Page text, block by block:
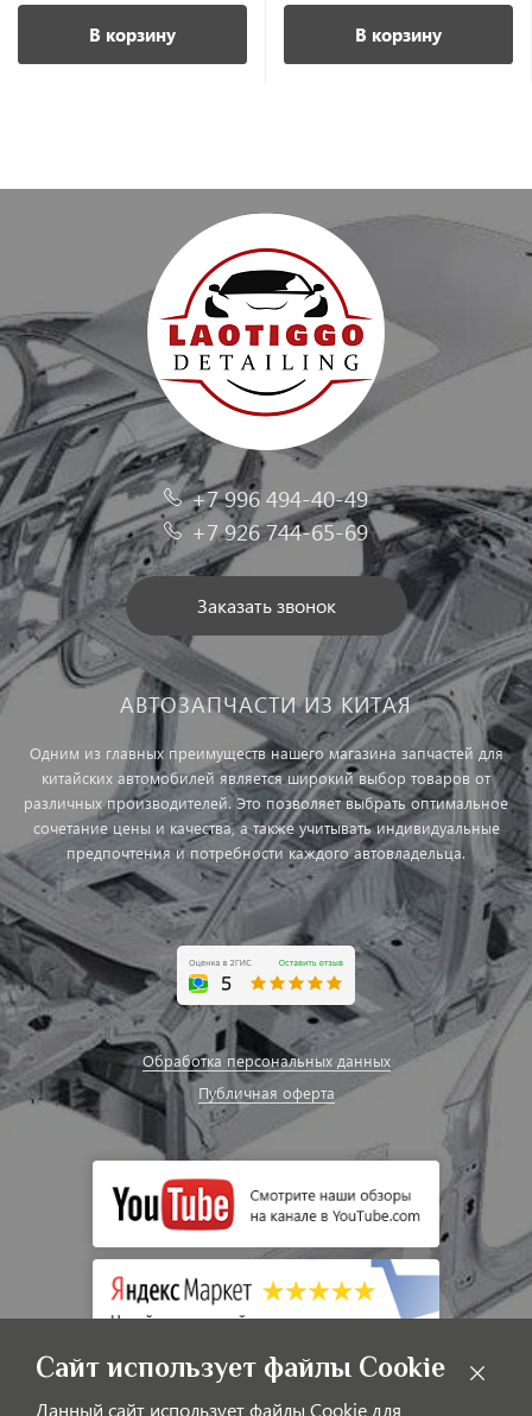
В корзину В корзину
+7 996 494-40-49
+7 926 744-65-69
Заказать звонок
АВТОЗАПЧАСТИ ИЗ КИТАЯ
Одним из главных преимуществ нашего магазина запчастей для
китайских автомобилей является широкий выбор товаров от
различных производителей. Это позволяет выбрать оптимальное
сочетание цены и качества, а также учитывать индивидуальные
предпочтения и потребности каждого автовладельца.
Обработка персональных данных
Публичная оферта
Сайт использует файлы Cookie
Данный сайт использует файлы Cookie для